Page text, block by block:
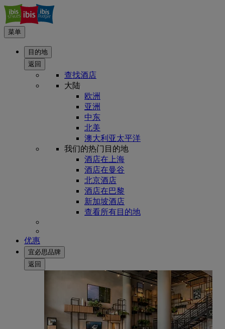
菜单
目的地
返回
查找酒店
大陆
欧洲
亚洲
中东
北美
澳大利亚太平洋
我们的热门目的地
酒店在上海
酒店在曼谷
北京酒店
酒店在巴黎
新加坡酒店
查看所有目的地
优惠
宜必思品牌
返回